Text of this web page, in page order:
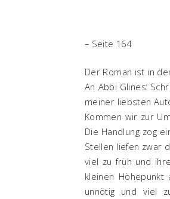
– Seite 164
Der Roman ist in
An Abbi Glines‘
meiner liebsten
Kommen wir zur
Die Handlung zog
Stellen liefen zwar
viel zu früh und
kleinen
unnötig und viel